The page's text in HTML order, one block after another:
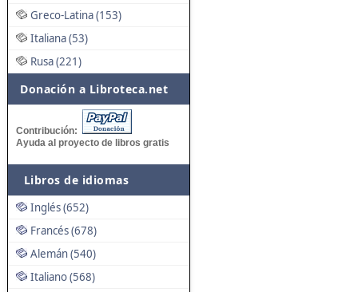
Greco-Latina (153)
Italiana (53)
Rusa (221)
Donación a Libroteca.net
Contribución:
Ayuda al proyecto de libros gratis
Libros de idiomas
Inglés (652)
Francés (678)
Alemán (540)
Italiano (568)